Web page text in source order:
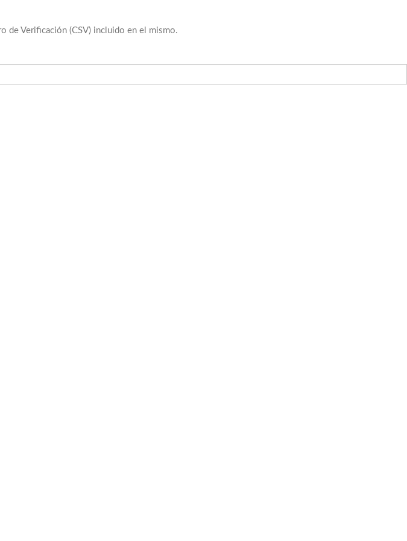
de Verificación (CSV) incluido en el mismo.